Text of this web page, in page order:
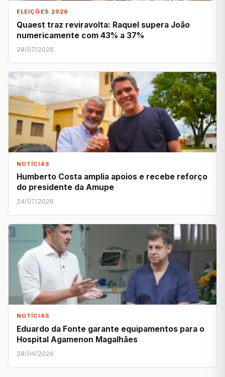
ELEIÇÕES 2026
Quaest traz reviravolta: Raquel supera João
numericamente com 43% a 37%
28/07/2026
NOTÍCIAS
Humberto Costa amplia apoios e recebe reforço
do presidente da Amupe
24/07/2026
NOTÍCIAS
Eduardo da Fonte garante equipamentos para o
Hospital Agamenon Magalhães
28/04/2026